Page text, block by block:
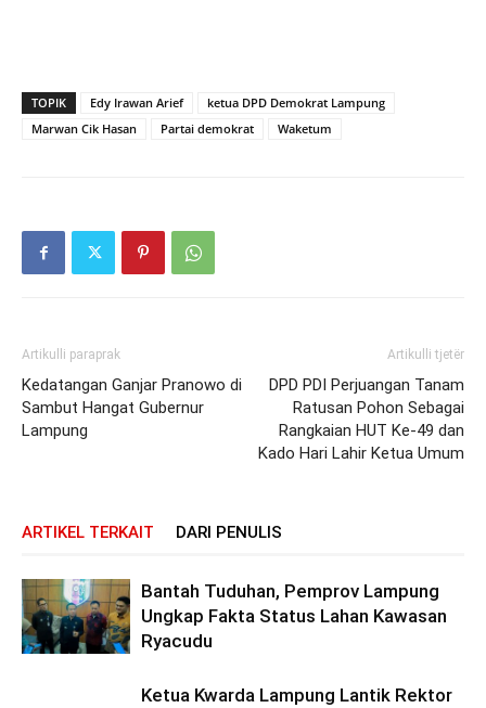
TOPIK Edy Irawan Arief
ketua DPD Demokrat Lampung
Marwan Cik Hasan
Partai demokrat Waketum
Artikulli paraprak
Kedatangan Ganjar Pranowo di
Sambut Hangat Gubernur
Lampung
Artikulli tjetër
DPD PDI Perjuangan Tanam
Ratusan Pohon Sebagai
Rangkaian HUT Ke-49 dan
Kado Hari Lahir Ketua Umum
ARTIKEL TERKAIT DARI PENULIS
Bantah Tuduhan, Pemprov Lampung
Ungkap Fakta Status Lahan Kawasan
Ryacudu
Ketua Kwarda Lampung Lantik Rektor